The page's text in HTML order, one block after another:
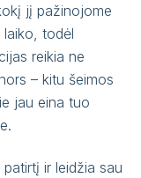
jį pažinojome
laiko, todėl
reikia ne
– kitu šeimos
jau eina tuo
ir leidžia sau